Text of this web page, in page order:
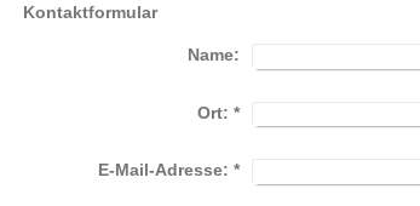
Kontaktformular
Name:
Ort: *
E-Mail-Adresse: *